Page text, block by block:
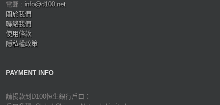
電郵 : info@d100.net
關於我們
聯絡我們
使用條款
隱私權政策
PAYMENT INFO
請捐款到D100恒生銀行戶口：